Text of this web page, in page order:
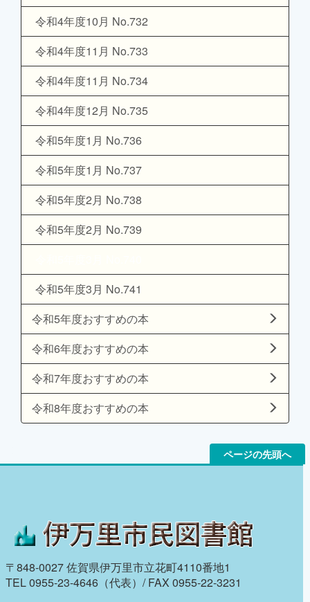
令和4年度10月 No.732
令和4年度11月 No.733
令和4年度11月 No.734
令和4年度12月 No.735
令和5年度1月 No.736
令和5年度1月 No.737
令和5年度2月 No.738
令和5年度2月 No.739
令和5年度3月 No.741
令和5年度おすすめの本
令和6年度おすすめの本
令和7年度おすすめの本
令和8年度おすすめの本
ページの先頭へ
〒848-0027 佐賀県伊万里市立花町4110番地1
TEL 0955-23-4646（代表）/ FAX 0955-22-3231